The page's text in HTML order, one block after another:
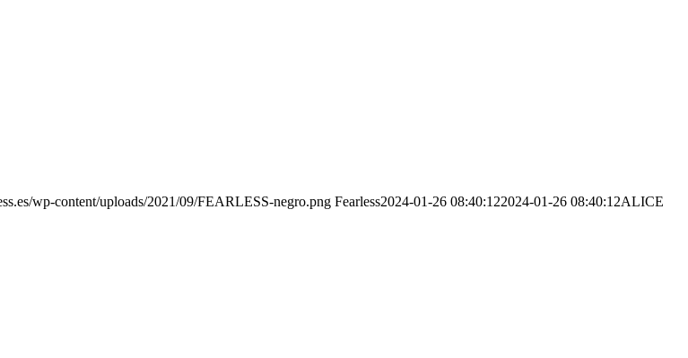
wp-content/uploads/2021/09/FEARLESS-negro.png Fearless2024-01-26 08:40:122024-01-26 08:40:12ALICE